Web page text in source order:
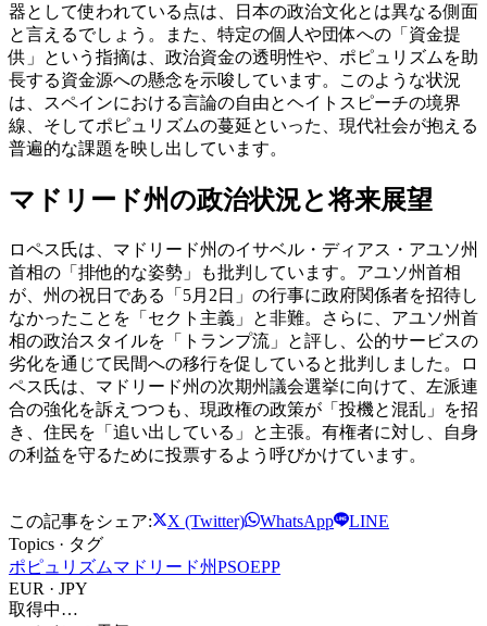
器として使われている点は、日本の政治文化とは異なる側面
と言えるでしょう。また、特定の個人や団体への「資金提
供」という指摘は、政治資金の透明性や、ポピュリズムを助
長する資金源への懸念を示唆しています。このような状況
は、スペインにおける言論の自由とヘイトスピーチの境界
線、そしてポピュリズムの蔓延といった、現代社会が抱える
普遍的な課題を映し出しています。
マドリード州の政治状況と将来展望
ロペス氏は、マドリード州のイサベル・ディアス・アユソ州
首相の「排他的な姿勢」も批判しています。アユソ州首相
が、州の祝日である「5月2日」の行事に政府関係者を招待し
なかったことを「セクト主義」と非難。さらに、アユソ州首
相の政治スタイルを「トランプ流」と評し、公的サービスの
劣化を通じて民間への移行を促していると批判しました。ロ
ペス氏は、マドリード州の次期州議会選挙に向けて、左派連
合の強化を訴えつつも、現政権の政策が「投機と混乱」を招
き、住民を「追い出している」と主張。有権者に対し、自身
の利益を守るために投票するよう呼びかけています。
この記事をシェア: X (Twitter) WhatsApp
LINE
Topics · タグ
ポピュリズムマドリード州PSOEPP
EUR · JPY
取得中…